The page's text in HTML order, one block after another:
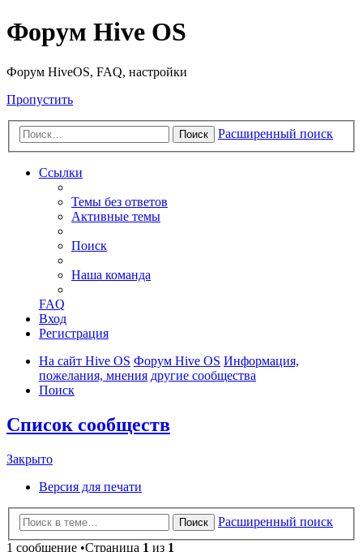
Форум Hive OS
Форум HiveOS, FAQ, настройки
Пропустить
Поиск Расширенный поиск
Ссылки
Темы без ответов
Активные темы
Поиск
Наша команда
FAQ
Вход
Регистрация
На сайт Hive OS Форум Hive OS Информация,
пожелания, мнения другие сообщества
Поиск
Список сообществ
Закрыто
Версия для печати
Поиск
Расширенный поиск
1 сообщение •Страница 1 из 1